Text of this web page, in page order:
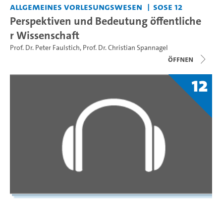
Allgemeines Vorlesungswesen SoSe 12
Perspektiven und Bedeutung öffentliche
r Wissenschaft
Prof. Dr. Peter Faulstich, Prof. Dr. Christian Spannagel
Öffnen
12